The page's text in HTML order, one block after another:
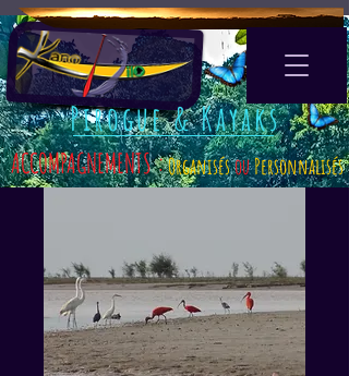
ACCOMPAGNEMENTS :OrganisésouPersonnalisés
Pirogue & Kayaks